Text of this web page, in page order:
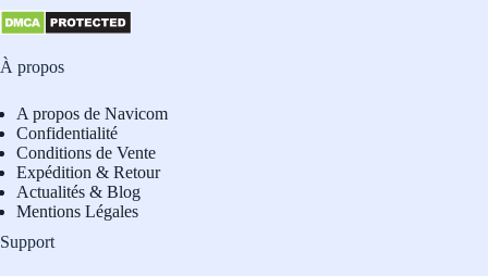
À propos
A propos de Navicom
Confidentialité
Conditions de Vente
Expédition & Retour
Actualités & Blog
Mentions Légales
Support